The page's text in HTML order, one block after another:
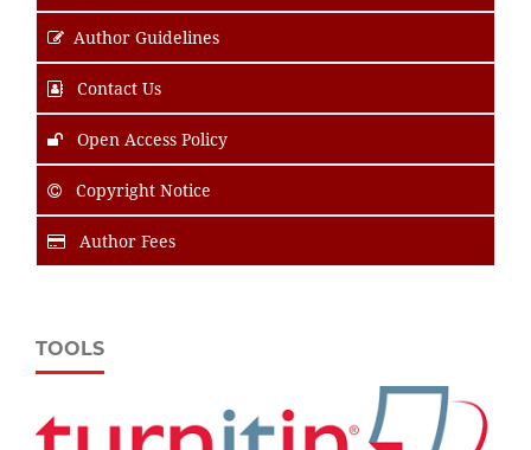
Author Guidelines
Contact Us
Open Access Policy
Copyright Notice
Author Fees
TOOLS